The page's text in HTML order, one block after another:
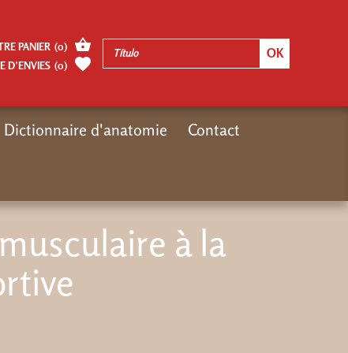
à la
PANIER (0)
D’ENVIES (0)
Dictionnaire d'anatomie Contact